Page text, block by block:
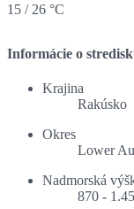
15 / 26 °C
Informácie o
Krajina
Rakúsko
Okres
Lower
Nadmorská
870 -